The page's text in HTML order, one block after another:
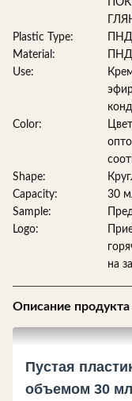
Plastic Type:
ПНД
Material:
ПНД
Use:
Color:
Shape:
Capacity:
30
Sample:
Logo:
на
Описание продукта
Пустая
объемом 30